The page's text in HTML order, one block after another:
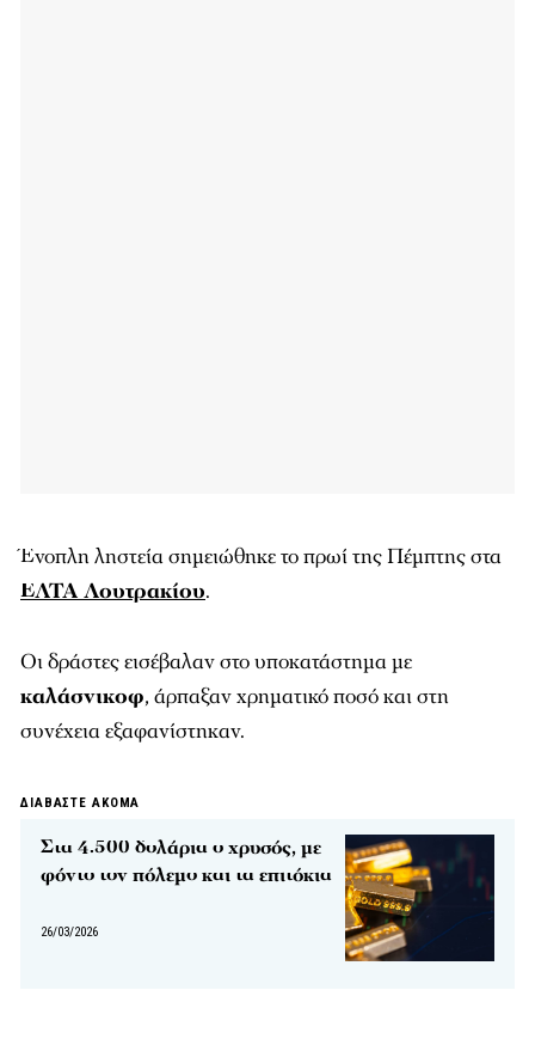
Ένοπλη ληστεία σημειώθηκε το πρωί της Πέμπτης στα
ΕΛΤΑ Λουτρακίου.
Οι δράστες εισέβαλαν στο υποκατάστημα με
καλάσνικοφ, άρπαξαν χρηματικό ποσό και στη
συνέχεια εξαφανίστηκαν.
ΔΙΑΒΑΣΤΕ ΑΚΟΜΑ
Στα 4.500 δολάρια ο χρυσός, με
φόντο τον πόλεμο και τα επιτόκια
26/03/2026